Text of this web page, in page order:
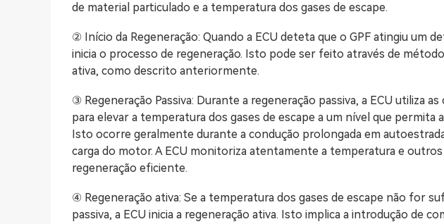
de material particulado e a temperatura dos gases de escape.
② Início da Regeneração: Quando a ECU deteta que o GPF atingiu um
inicia o processo de regeneração. Isto pode ser feito através de
ativa, como descrito anteriormente.
③ Regeneração Passiva: Durante a regeneração passiva, a ECU utiliza
para elevar a temperatura dos gases de escape a um nível que permita
Isto ocorre geralmente durante a condução prolongada em
carga do motor. A ECU monitoriza atentamente a temperatura e
regeneração eficiente.
④ Regeneração ativa: Se a temperatura dos gases de escape não for
passiva, a ECU inicia a regeneração ativa. Isto implica a introdução de